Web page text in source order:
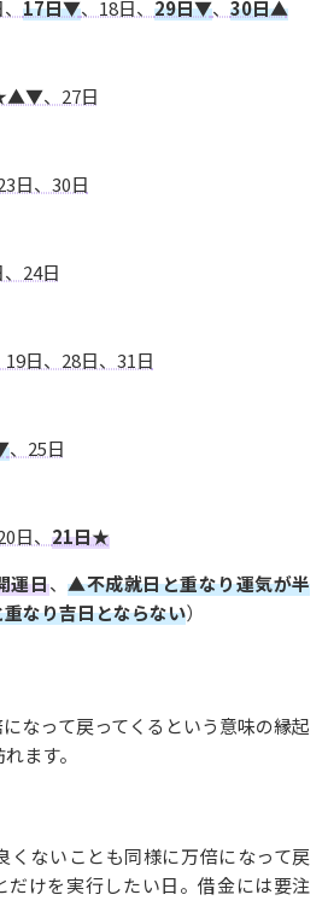
17日▼、18日、 29日▼、 30日▲
、27日
日、30日
24日
日、28日、31日
、25日
日、 21日★
運日、▲不成就日と重なり運気が半
なり吉日とならない）
なって戻ってくるという意味の縁起
ます。
くないことも同様に万倍になって戻
だけを実行したい日。借金には要注